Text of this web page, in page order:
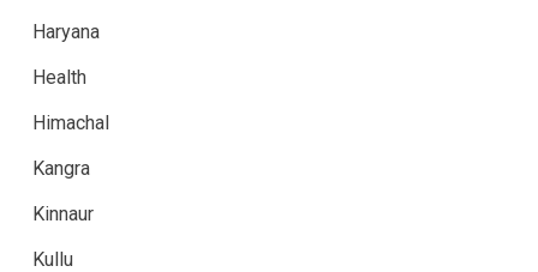
Haryana
Health
Himachal
Kangra
Kinnaur
Kullu